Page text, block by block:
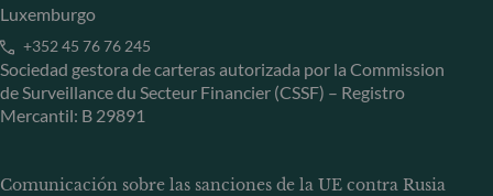
Luxemburgo
+352 45 76 76 245
Sociedad gestora de carteras autorizada por la Commission
de Surveillance du Secteur Financier (CSSF) – Registro
Mercantil: B 29891
Comunicación sobre las sanciones de la UE contra Rusia